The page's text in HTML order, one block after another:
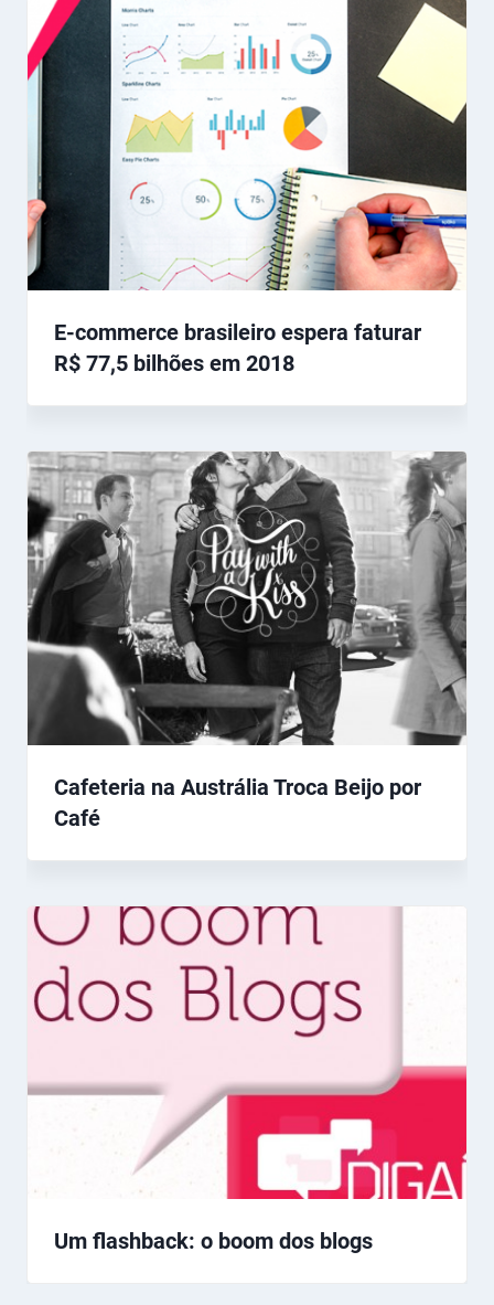
E-commerce brasileiro espera faturar
R$ 77,5 bilhões em 2018
Cafeteria na Austrália Troca Beijo por
Café
Um flashback: o boom dos blogs